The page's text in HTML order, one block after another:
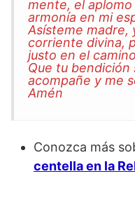
mente, el
armonía en mi
Asísteme madre,
corriente divina,
justo en el
Que tu bendición
acompañe y me
Amén
Conozca más
centella en la